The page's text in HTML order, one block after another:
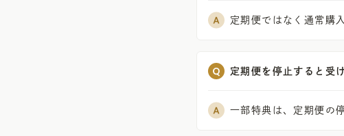
定期便ではなく通常購
定期便を停止すると受
一部特典は、定期便の